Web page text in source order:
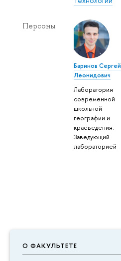
О ФАКУЛЬТЕТЕ
Персоны
Баринов Сергей
Леонидович
Лаборатория
современной
школьной
географии и
краеведения:
Заведующий
лабораторией